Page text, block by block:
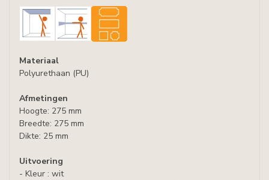
Materiaal
Polyurethaan (PU)
Afmetingen
Hoogte: 275 mm
Breedte: 275 mm
Dikte: 25 mm
Uitvoering
- Kleur : wit